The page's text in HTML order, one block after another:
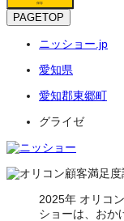
保存
PAGETOP
ニッショー.jp
愛知県
愛知郡東郷町
グライゼ
2025年 オリコ
ショーは、おか